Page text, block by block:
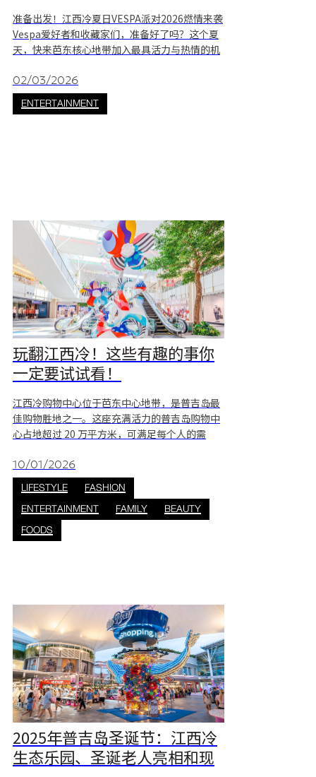
准备出发！江西冷夏日VESPA派对2026燃情来袭
Vespa爱好者和收藏家们，准备好了吗？这个夏
天，快来芭东核心地带加入最具活力与热情的机
假的游客，江西冷购物中心都将为你带来一场充
满复古风情与音乐魅力的夏日狂欢。 活动将于
2026年3月22日（星期三）下午4:00 在 The Bay
02/03/2026
ENTERTAINMENT
玩翻江西冷！这些有趣的事你
一定要试试看！
江西冷购物中心位于芭东中心地带，是普吉岛最
佳购物胜地之一。这座充满活力的普吉岛购物中
心占地超过 20 万平方米，可满足每个人的需
物疗愈的绝佳去处。 除了购物，您还可以享受从
快餐到正餐的各种餐饮选择，以及丰富的娱乐活
动。家庭游客一定会喜欢各种各样活动，例如在
SF Cinema 影院观看最新电影，让孩子们在
Kidzooona 和 Froggys Fun Park 玩耍，或在
Power Drive Elit
10/01/2026
LIFESTYLE
FASHION
ENTERTAINMENT
FAMILY
BEAUTY
FOODS
2025年普吉岛圣诞节：江西冷
生态乐园、圣诞老人亮相和现